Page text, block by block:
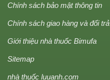
Chính sách bảo mật thông tin
Chính sách giao hàng và đổi trả
Giới thiệu nhà thuốc Bimufa
Sitemap
nhà thuốc luuanh.com